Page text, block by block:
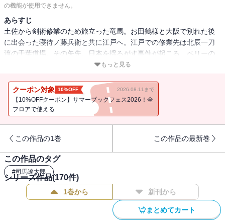
の機能が使用できません。
あらすじ
土佐から剣術修業のため旅立った竜馬。お田鶴様と大阪で別れた後
に出会った寝待ノ藤兵衛と共に江戸へ。江戸での修業先は北辰一刀
流の千葉道場。その矢先、日本を揺るがす事件が起こる。ペリーの
黒船来航である。幾多の英雄が誕生する“幕末”の始まり。
司馬遼太郎の傑作歴史小説を初の漫画化。坂本竜馬の奇跡の生涯を
『コウノドリ』の作者・鈴ノ木ユウが描く、幕末大河コミック！
もっと見る
クーポン対象 10%OFF 2026.08.11まで
【10%OFFクーポン】サマーブックフェス2026！全
フロアで使える
この作品の1巻 この作品の最新巻
この作品のタグ
#司馬遼太郎
シリーズ作品(170件)
1巻から 新刊から
まとめてカート